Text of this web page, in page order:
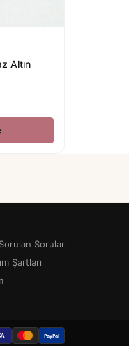
Altın
Sorular
Şartları
PayPal